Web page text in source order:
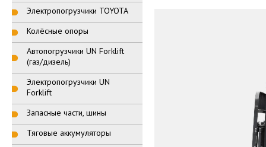
Электропогрузчики TOYOTA
Колёсные опоры
Автопогрузчики UN Forklift
(газ/дизель)
Электропогрузчики UN
Forklift
Запасные части, шины
Тяговые аккумуляторы